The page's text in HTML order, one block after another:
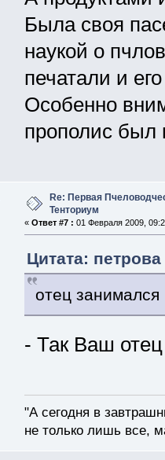
Была своя
наукой о
печатали и
Особенно
прополис был
Re: Первая
Тенториум
« Ответ #7 : 01 Февраля 2009,
Цитата:
отец занимался
- Так Ваш
"А сегодня в
не только лишь все,